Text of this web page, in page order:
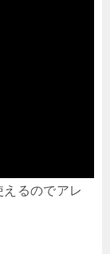
るのでアレ